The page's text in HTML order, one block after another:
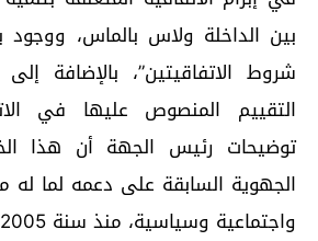
بين الداخلة ولاس بالماس،
شروط الاتفاقيتين”، بالإضافة
التقييم المنصوص عليها في
توضيحات رئيس الجهة أن هذا
الجهوية السابقة على دعمه لما له
واجتماعية وسياسية، منذ سنة 2005 إلى غاية 2015.